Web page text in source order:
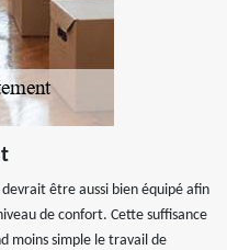
être aussi bien équipé afin
de confort. Cette suffisance
moins simple le travail de